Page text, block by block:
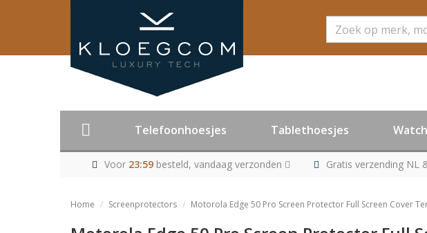
Zoeken
Telefoonhoesjes Tablethoesjes Watch
Voor 23:59besteld, vandaag verzonden Gratis verzending NL
Home Screenprotectors Motorola Edge 50 Pro Screen Protector Full Screen Cover